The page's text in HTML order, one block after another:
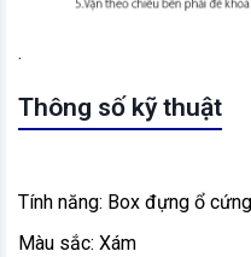
.
Thông số kỹ thuật
Tính năng: Box đựng ổ
Màu sắc: Xám